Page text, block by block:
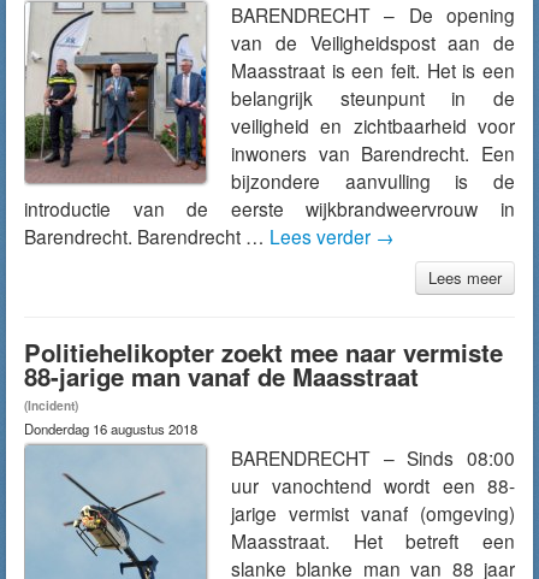
BARENDRECHT – De opening
van de Veiligheidspost aan de
Maasstraat is een feit. Het is een
belangrijk steunpunt in de
veiligheid en zichtbaarheid voor
inwoners van Barendrecht. Een
bijzondere aanvulling is de
introductie van de eerste wijkbrandweervrouw in
Barendrecht. Barendrecht … Lees verder →
Lees meer
Politiehelikopter zoekt mee naar vermiste
88-jarige man vanaf de Maasstraat
(Incident)
Donderdag 16 augustus 2018
BARENDRECHT – Sinds 08:00
uur vanochtend wordt een 88-
jarige vermist vanaf (omgeving)
Maasstraat. Het betreft een
slanke blanke man van 88 jaar